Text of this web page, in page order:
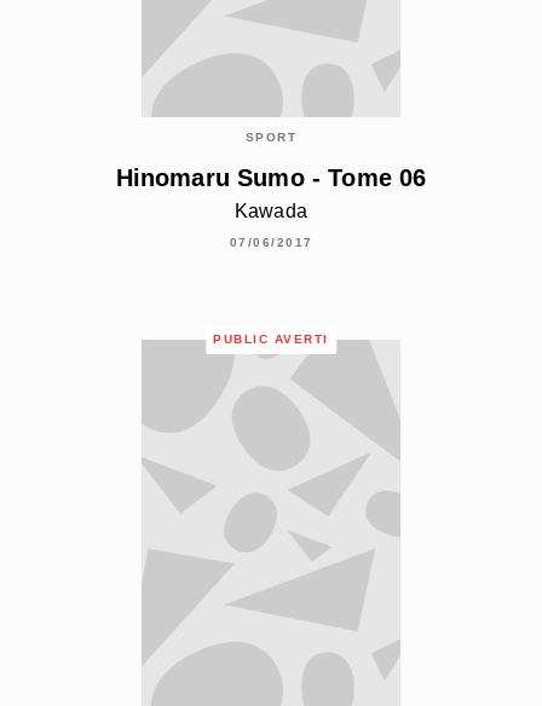
SPORT
Hinomaru Sumo - Tome 06
Kawada
07/06/2017
PUBLIC AVERTI